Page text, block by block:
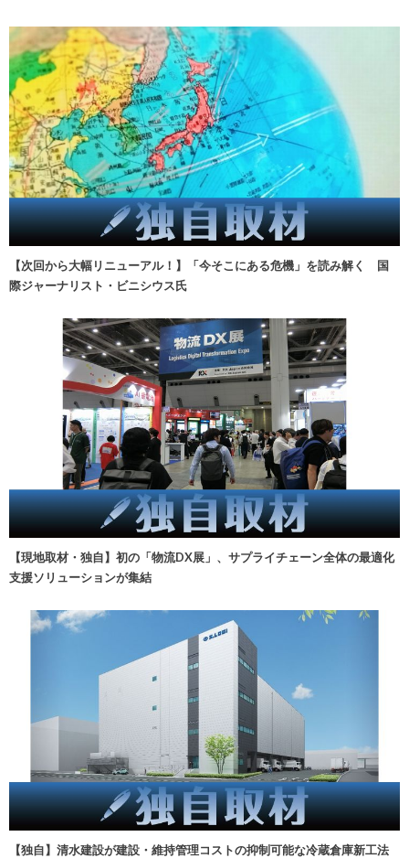
【次回から大幅リニューアル！】「今そこにある危機」を読み解く 国
際ジャーナリスト・ビニシウス氏
【現地取材・独自】初の「物流DX展」、サプライチェーン全体の最適化
支援ソリューションが集結
【独自】清水建設が建設・維持管理コストの抑制可能な冷蔵倉庫新工法